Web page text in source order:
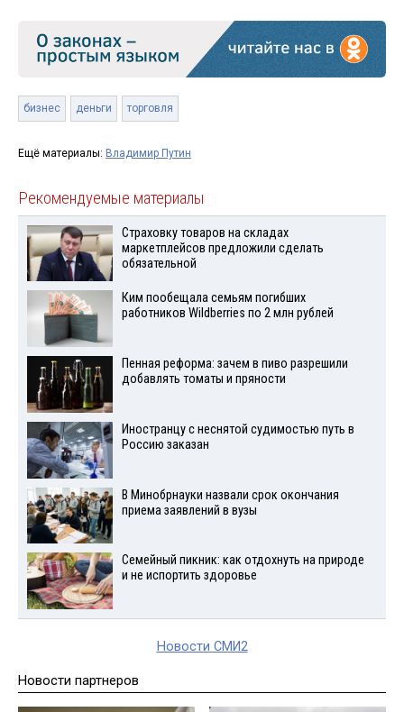
бизнес деньги торговля
Ещё материалы: Владимир Путин
Рекомендуемые материалы
Страховку товаров на складах
маркетплейсов предложили сделать
обязательной
Ким пообещала семьям погибших
работников Wildberries по 2 млн рублей
Пенная реформа: зачем в пиво разрешили
добавлять томаты и пряности
Иностранцу с неснятой судимостью путь в
Россию заказан
В Минобрнауки назвали срок окончания
приема заявлений в вузы
Семейный пикник: как отдохнуть на природе
и не испортить здоровье
Новости СМИ2
Новости партнеров